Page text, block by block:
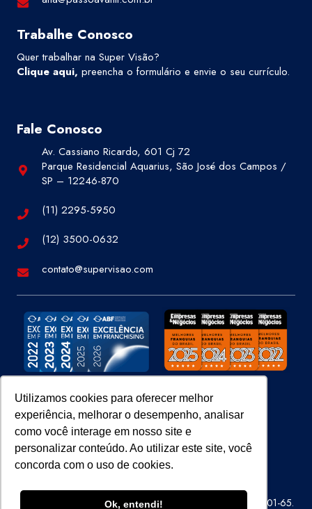
Utilizamos cookies para oferecer melhor
experiência, melhorar o desempenho, analisar
como você interage em nosso site e
personalizar conteúdo. Ao utilizar este site, você
concorda com o uso de cookies.
Ok, entendi!
Trabalhe Conosco
Quer trabalhar na Super Visão?
Clique aqui, preencha o formulário e envie o seu currículo.
Fale Conosco
Av. Cassiano Ricardo, 601 Cj 72
Parque Residencial Aquarius, São José dos Campos /
SP – 12246-870
(11) 2295-5950
(12) 3500-0632
contato@supervisao.com
Site 100% Seguro
Super Visão Perícias e Vistorias Ltda – CNPJ 07.686.414/0001-65.